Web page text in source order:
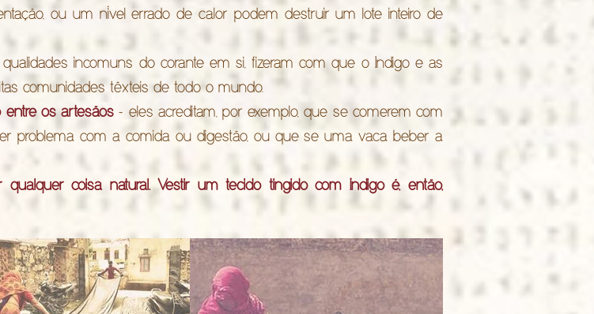
ou um nível errado de calor podem destruir um lote inteiro de
incomuns do corante em si, fizeram com que o Indigo e as
comunidades têxteis de todo o mundo.
entre os artesãos - eles acreditam, por exemplo, que se comerem com
problema com a comida ou digestão, ou que se uma vaca beber a
coisa natural. Vestir um tecido tingido com Indigo é, então,